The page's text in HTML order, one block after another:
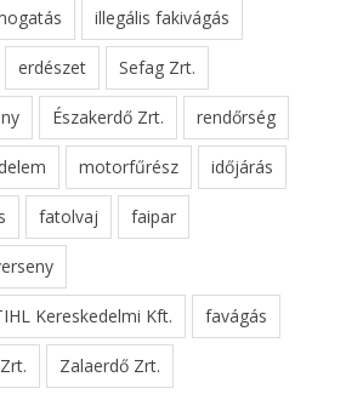
illegális fakivágás
erdészet Sefag Zrt.
Északerdő Zrt. rendőrség
motorfűrész időjárás
fatolvaj faipar
Kereskedelmi Kft. favágás
Zalaerdő Zrt.